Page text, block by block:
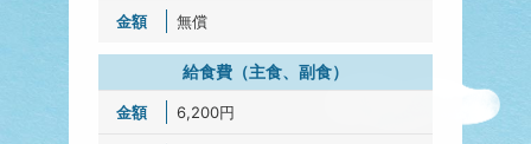
無償
給食費（主食、副食）
6,200円